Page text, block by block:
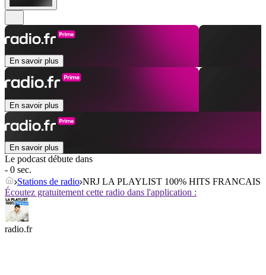
En savoir plus
En savoir plus
En savoir plus
Le podcast débute dans
- 0 sec.
Stations de radio NRJ LA PLAYLIST 100% HITS FRANCAIS
Écoutez gratuitement cette radio dans l'application :
radio.fr